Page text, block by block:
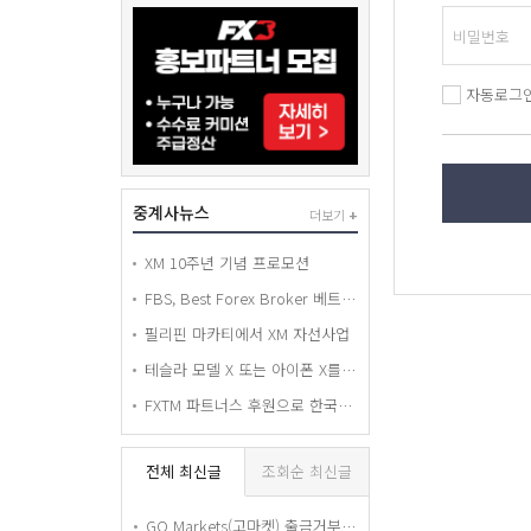
중계사뉴스
XM 10주년 기념 프로모션
FBS, Best Forex Broker 베트남 어워드 수상
필리핀 마카티에서 XM 자선사업
테슬라 모델 X 또는 아이폰 X를 경품으로 드리는 FXTM 휠 오브 포춘 추첨 컨테스트!
FXTM 파트너스 후원으로 한국에서 열린 World Economy BAND 세미나
더보기 +
전체 최신글 조회순 최신글
GO Markets(고마켓) 출금거부 피해 경고 — 요구서류 전부 제출했는데도 15개월째 출금 안 해줍니다
자동로그